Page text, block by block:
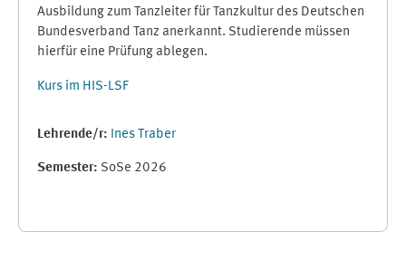
Ausbildung zum Tanzleiter für Tanzkultur des Deutschen
Bundesverband Tanz anerkannt. Studierende müssen
hierfür eine Prüfung ablegen.
Kurs im HIS-LSF
Lehrende/r: Ines Traber
Semester: SoSe 2026